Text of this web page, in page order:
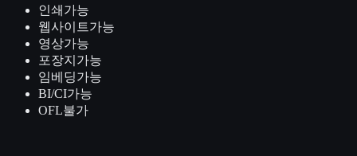
인쇄 가능
웹사이트가능
영상가능
포장지 가능
임베딩가능
BI/CI가능
OFL불가